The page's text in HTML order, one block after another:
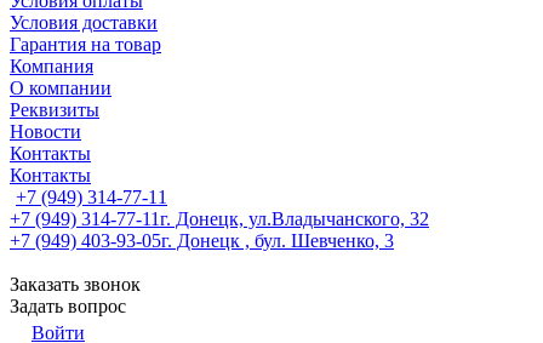
Условия доставки
Гарантия на товар
Компания
О компании
Реквизиты
Новости
Контакты
Контакты
+7 (949) 314-77-11
+7 (949) 314-77-11г. Донецк, ул.Владычанского, 32
+7 (949) 403-93-05г. Донецк , бул. Шевченко, 3
Заказать звонок
Задать вопрос
Войти